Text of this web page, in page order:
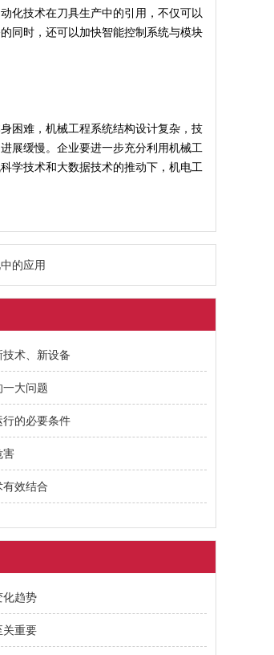
化技术在刀具生产中的引用，不仅可以
同时，还可以加快智能控制系统与模块
困难，机械工程系统结构设计复杂，技
展缓慢。企业要进一步充分利用机械工
学技术和大数据技术的推动下，机电工
的应用
术、新设备
大问题
的必要条件
害
效结合
化趋势
关重要